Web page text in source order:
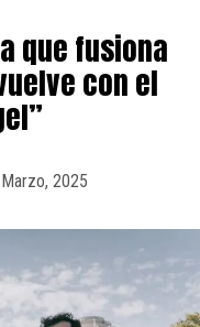
que fusiona
con el
2025